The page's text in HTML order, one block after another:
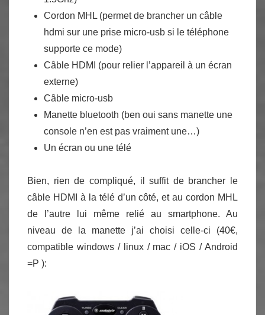
Cordon MHL (permet de brancher un câble
hdmi sur une prise micro-usb si le téléphone
supporte ce mode)
Câble HDMI (pour relier l’appareil à un écran
externe)
Câble micro-usb
Manette bluetooth (ben oui sans manette une
console n’en est pas vraiment une…)
Un écran ou une télé
Bien, rien de compliqué, il suffit de brancher le
câble HDMI à la télé d’un côté, et au cordon MHL
de l’autre lui même relié au smartphone. Au
niveau de la manette j’ai choisi celle-ci (40€,
compatible windows / linux / mac / iOS / Android
=P ):